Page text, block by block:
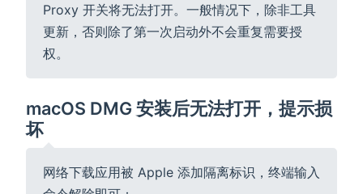
Proxy 开关将无法打开。一般情况下，除非工具
更新，否则除了第一次启动外不会重复需要授
权。
macOS DMG 安装后无法打开，提示损
坏
网络下载应用被 Apple 添加隔离标识，终端输入